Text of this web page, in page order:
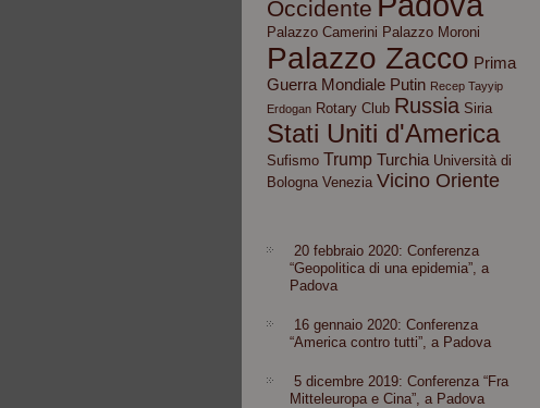
Occidente
Palazzo Camerini Palazzo Moroni
Palazzo Zacco Prima
Guerra Mondiale Putin Recep Tayyip
Erdogan Rotary Club Russia Siria
Stati Uniti d'America
Sufismo Trump Turchia Università di
Bologna Venezia Vicino Oriente
20 febbraio 2020: Conferenza
“Geopolitica di una epidemia”, a
Padova
16 gennaio 2020: Conferenza
“America contro tutti”, a Padova
5 dicembre 2019: Conferenza “Fra
Mitteleuropa e Cina”, a Padova